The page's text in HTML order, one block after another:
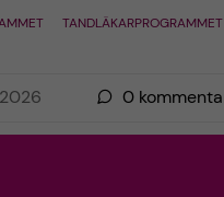
TANDLÄKARPROGRAMMET
0